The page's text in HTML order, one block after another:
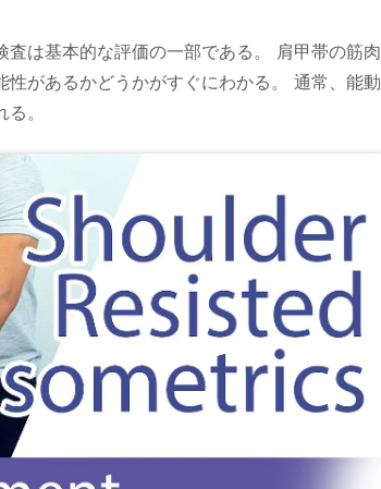
は基本的な評価の一部である。 肩甲帯の筋肉
があるかどうかがすぐにわかる。 通常、能動
る。